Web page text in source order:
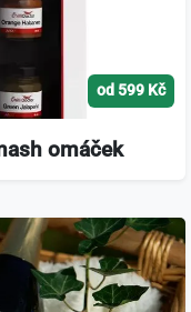
od 599 Kč
omáček